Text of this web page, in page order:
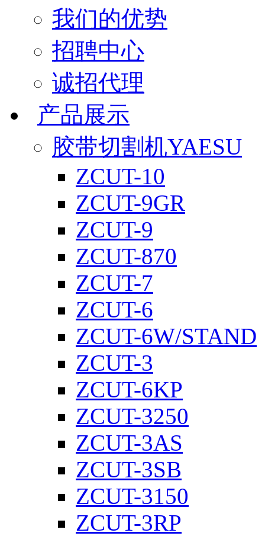
我们的优势
招聘中心
诚招代理
产品展示
胶带切割机YAESU
ZCUT-10
ZCUT-9GR
ZCUT-9
ZCUT-870
ZCUT-7
ZCUT-6
ZCUT-6W/STAND
ZCUT-3
ZCUT-6KP
ZCUT-3250
ZCUT-3AS
ZCUT-3SB
ZCUT-3150
ZCUT-3RP